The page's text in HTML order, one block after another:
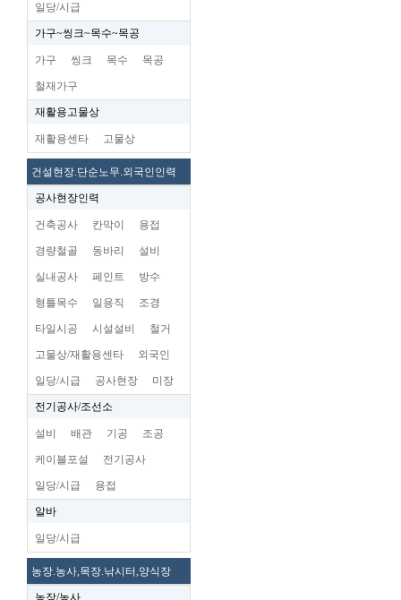
일당/시급
가구~씽크~목수~목공
가구 씽크 목수 목공
철재가구
재활용고물상
재활용센타 고물상
건설현장.단순노무.외국인인력
공사현장인력
건축공사 칸막이 용접
경량철골 동바리 설비
실내공사 페인트 방수
형틀목수 일용직 조경
타일시공 시설설비 철거
고물상/재활용센타 외국인
일당/시급 공사현장 미장
전기공사/조선소
설비 배관 기공 조공
케이블포설 전기공사
일당/시급 용접
알바
일당/시급
농장.농사,목장.낚시터,양식장
농장/농사